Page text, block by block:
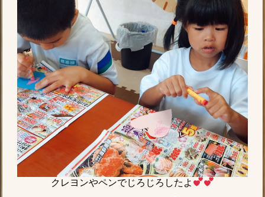
クレヨンやペンでじろじろしたよ︎